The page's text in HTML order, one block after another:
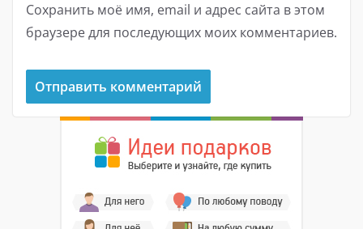
Сохранить моё имя, email и адрес сайта в этом
браузере для последующих моих комментариев.